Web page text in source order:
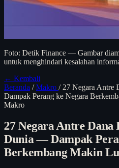
Foto: Detik Finance — Gambar
untuk menghindari kesalahan
← Kembali
Beranda / Makro / 27 Negara Antre
Dampak Perang ke Negara
Makro
27 Negara Antre
Dunia — Dampak
Berkembang Makin